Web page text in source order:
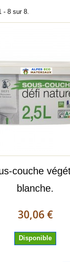
bien passé de la
la réception
- 8 sur 8.
couche
blanche.
30,06 €
Disponible